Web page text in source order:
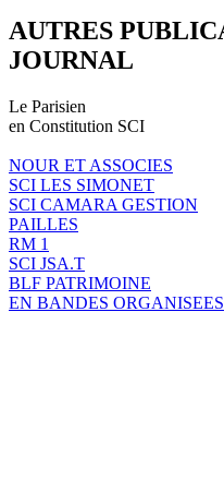
AUTRES
JOURNAL
Le Parisien
en Constitution SCI
NOUR ET ASSOCIES
SCI LES SIMONET
SCI CAMARA GESTION
PAILLES
RM 1
SCI JSA.T
BLF PATRIMOINE
EN BANDES ORGANISEES